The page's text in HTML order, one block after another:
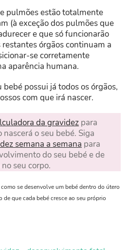
pulmões estão totalmente
(à exceção dos pulmões que
e que só funcionarão
órgãos continuam a
se corretamente
aparência humana.
bebé possui já todos os órgãos,
com que irá nascer.
da gravidez para
o seu bebé. Siga
semana a semana para
do seu bebé e de
seu corpo.
se desenvolve um bebé dentro do útero
de que cada bebé cresce ao seu próprio